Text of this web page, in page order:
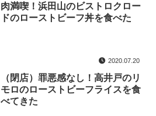
肉満喫！浜田山のビストロクロー
ドのローストビーフ丼を食べた
2020.07.20
（閉店）罪悪感なし！高井戸のリ
モロのローストビーフライスを食
べてきた